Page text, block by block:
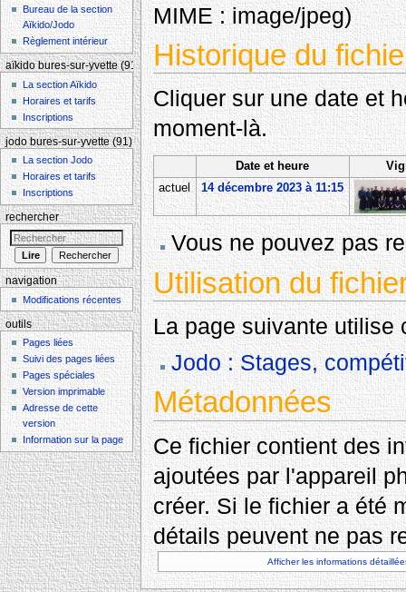
MIME :image/jpeg)
Historique du
Cliquer sur une date et
moment-là.
Date et heure
actuel
14 décembre 2023 à 11:15
Vous ne pouvez pas
Utilisation du
La page suivante utilise
Jodo : Stages,
Métadonnées
Ce fichier contient des
ajoutées par l'appareil
créer. Si le fichier a été
détails peuvent ne pas
Afficher les informations
Bureau de la section
Aïkido/Jodo
Règlement intérieur
aïkido bures-sur-yvette (91)
La section Aïkido
Horaires et tarifs
Inscriptions
jodo bures-sur-yvette (91)
La section Jodo
Horaires et tarifs
Inscriptions
rechercher
navigation
Modifications récentes
outils
Pages liées
Suivi des pages liées
Pages spéciales
Version imprimable
Adresse de cette
version
Information sur la page